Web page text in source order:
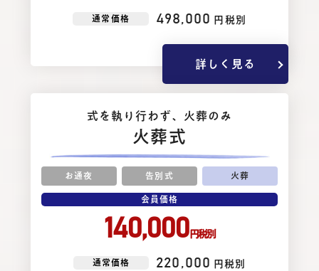
通常価格 498,000 円税別
詳しく見る
式を執り⾏わず、⽕葬のみ
火葬式
お通夜 告別式 火葬
会員価格
140,000円税別
通常価格 220,000 円税別